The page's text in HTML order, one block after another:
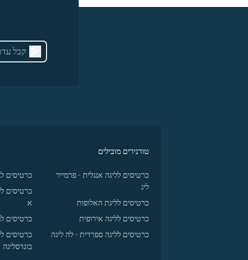
טורנירים מובילים
כרטיסים לליגה אנגלית - פרמייר
ליג
כרטיסים לליגת האלופות
כרטיסים לליגה אירופית
כרטיסים לליגה ספרדית - לה ליגה
כרטיסים
כרטיסים
א
כרטיסים
כרטיסים
בונדסליגה